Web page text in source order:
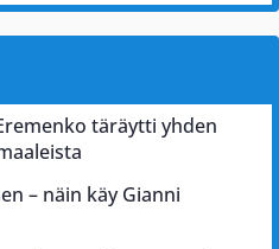
täräytti yhden
– näin käy Gianni